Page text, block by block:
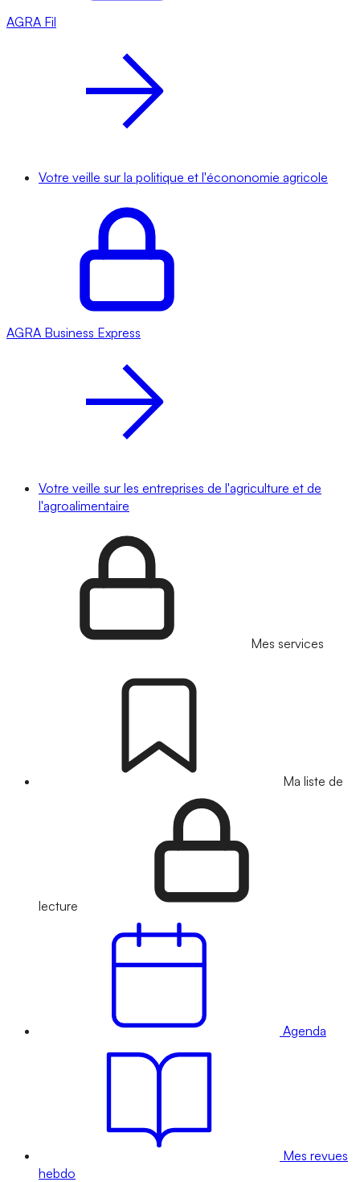
AGRA Fil
Votre veille sur la politique et l'écononomie agricole
AGRA Business Express
Votre veille sur les entreprises de l'agriculture et de
l'agroalimentaire
Mes services
Ma liste de
lecture
Agenda
Mes revues
hebdo